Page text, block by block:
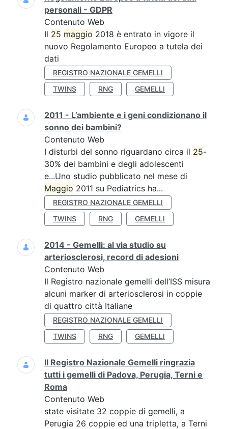
personali - GDPR
Contenuto Web
Il 25 maggio 2018 è entrato in vigore il
nuovo Regolamento Europeo a tutela dei
dati
REGISTRO NAZIONALE GEMELLI
TWINS
RNG GEMELLI
2011 - L’ambiente e i geni condizionano il
sonno dei bambini?
Contenuto Web
I disturbi del sonno riguardano circa il 25-
30% dei bambini e degli adolescenti
e...Uno studio pubblicato nel mese di
Maggio 2011 su Pediatrics ha...
REGISTRO NAZIONALE GEMELLI
TWINS
RNG GEMELLI
2014 - Gemelli: al via studio su
arteriosclerosi, record di adesioni
Contenuto Web
Il Registro nazionale gemelli dell’ISS misura
alcuni marker di arteriosclerosi in coppie
di quattro città Italiane
REGISTRO NAZIONALE GEMELLI
TWINS
RNG GEMELLI
Il Registro Nazionale Gemelli ringrazia
tutti i gemelli di Padova, Perugia, Terni e
Roma
Contenuto Web
state visitate 32 coppie di gemelli, a
Perugia 26 coppie ed una tripletta, a Terni